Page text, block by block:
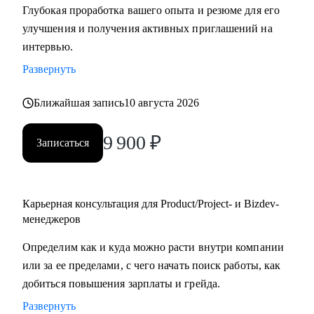
С чем помогу:
• Создать качественное резюме «с нуля» или
скорректировать имеющееся с учетом карьерных целей.
• Подготовиться к интервью, грамотно презентовать опыт
и сформулировать ответы на сложные
вопросы.
• Сделать ревью ваших текущих навыков и наметить
manager-a.
• Продактам от junior до lead расскажу, как улучшать
продуктом.
Кому могу помочь:
• Тем, кто хочет войти в IT и начать строить карьеру с нуля,
Глубокая проработка вашего опыта и резюме для его
улучшения и получения активных приглашений на
интервью.
Развернуть
Ближайшая запись10 августа 2026
Записаться 9 900 ₽
Карьерная консультация для Product/Project- и Bizdev-
менеджеров
Определим как и куда можно расти внутри компании
или за ее пределами, с чего начать поиск работы, как
добиться повышения зарплаты и грейда.
Развернуть